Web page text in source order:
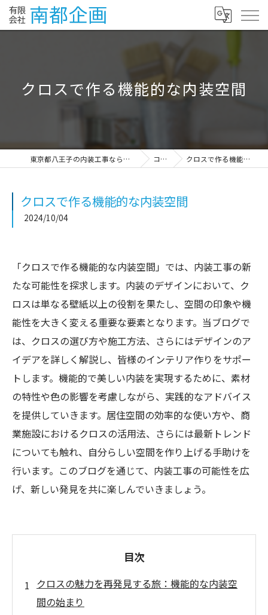
クロスで作る機能的な内装空間
東京都八王子の内装工事なら有限会社南都企画 コラム クロスで作る機能的な内装空間
クロスで作る機能的な内装空間
2024/10/04
「クロスで作る機能的な内装空間」では、内装工事の新
たな可能性を探求します。内装のデザインにおいて、ク
ロスは単なる壁紙以上の役割を果たし、空間の印象や機
能性を大きく変える重要な要素となります。当ブログで
は、クロスの選び方や施工方法、さらにはデザインのア
イデアを詳しく解説し、皆様のインテリア作りをサポー
トします。機能的で美しい内装を実現するために、素材
の特性や色の影響を考慮しながら、実践的なアドバイス
を提供していきます。居住空間の効率的な使い方や、商
業施設におけるクロスの活用法、さらには最新トレンド
についても触れ、自分らしい空間を作り上げる手助けを
行います。このブログを通じて、内装工事の可能性を広
げ、新しい発見を共に楽しんでいきましょう。
目次
クロスの魅力を再発見する旅：機能的な内装空
間の始まり